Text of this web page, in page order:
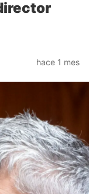
hace 1 mes